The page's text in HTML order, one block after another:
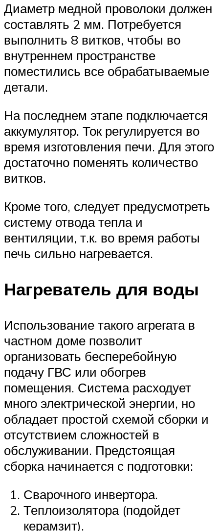
Диаметр медной проволоки должен
составлять 2 мм. Потребуется
выполнить 8 витков, чтобы во
внутреннем пространстве
поместились все обрабатываемые
детали.
На последнем этапе подключается
аккумулятор. Ток регулируется во
время изготовления печи. Для этого
достаточно поменять количество
витков.
Кроме того, следует предусмотреть
систему отвода тепла и
вентиляции, т.к. во время работы
печь сильно нагревается.
Нагреватель для воды
Использование такого агрегата в
частном доме позволит
организовать бесперебойную
подачу ГВС или обогрев
помещения. Система расходует
много электрической энергии, но
обладает простой схемой сборки и
отсутствием сложностей в
обслуживании. Предстоящая
сборка начинается с подготовки:
Сварочного инвертора.
Теплоизолятора (подойдет
керамзит).